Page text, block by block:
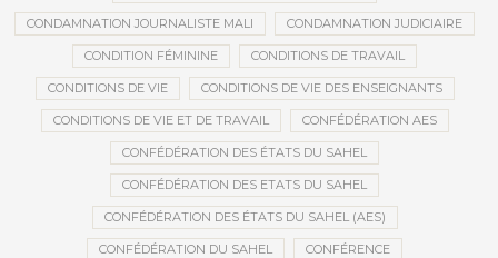
CONDAMNATION JOURNALISTE MALI CONDAMNATION JUDICIAIRE
CONDITION FÉMININE CONDITIONS DE TRAVAIL
CONDITIONS DE VIE CONDITIONS DE VIE DES ENSEIGNANTS
CONDITIONS DE VIE ET DE TRAVAIL CONFÉDÉRATION AES
CONFÉDÉRATION DES ÉTATS DU SAHEL
CONFÉDÉRATION DES ETATS DU SAHEL
CONFÉDÉRATION DES ÉTATS DU SAHEL (AES)
CONFÉDÉRATION DU SAHEL CONFÉRENCE